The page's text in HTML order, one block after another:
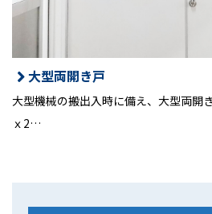
大型両開き戸
大型機械の搬出入時に備え、大型両開
ｘ2…